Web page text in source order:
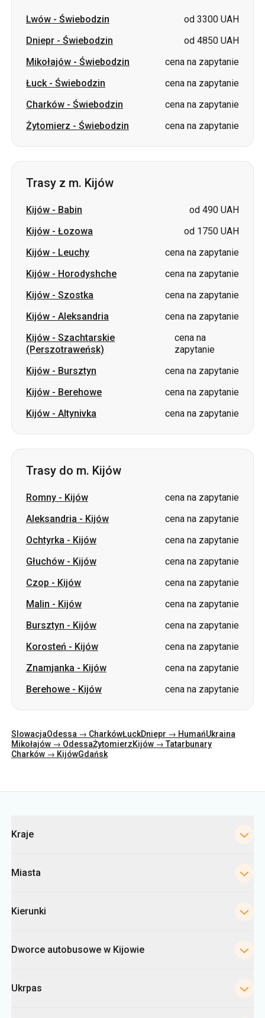
Lwów - Świebodzin
od 3300 UAH
Dniepr - Świebodzin
od 4850 UAH
Mikołajów - Świebodzin
cena na zapytanie
Łuck- Świebodzin
cena na zapytanie
Charków - Świebodzin
cena na zapytanie
Żytomierz - Świebodzin cena na zapytanie
Trasy z m. Kijów
Kijów - Babin
od 490 UAH
Kijów - Łozowa
od 1750 UAH
Kijów - Leuchy
cena na zapytanie
Kijów - Horodyshche
cena na zapytanie
Kijów - Szostka
cena na zapytanie
Kijów - Aleksandria
cena na zapytanie
Kijów - Szachtarskie
(Perszotraweńsk)
cena na
zapytanie
Kijów - Bursztyn
cena na zapytanie
Kijów - Berehowe
cena na zapytanie
Kijów - Altynivka cena na zapytanie
Trasy do m. Kijów
Romny - Kijów
cena na zapytanie
Aleksandria - Kijów
cena na zapytanie
Ochtyrka - Kijów
cena na zapytanie
Głuchów - Kijów
cena na zapytanie
Czop - Kijów
cena na zapytanie
Malin - Kijów
cena na zapytanie
Bursztyn - Kijów
cena na zapytanie
Korosteń - Kijów
cena na zapytanie
Znamjanka - Kijów
cena na zapytanie
Berehowe - Kijów cena na zapytanie
SlowacjaOdessa → CharkówŁuckDniepr → HumańUkraina
Mikołajów → OdessaŻytomierzKijów → Tatarbunary
Charków → KijówGdańsk
Kraje
Miasta
Kierunki
Dworce autobusowe w Kijowie
Ukrpas